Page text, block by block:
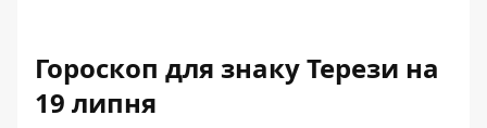
Гороскоп для знаку Терези на
19 липня